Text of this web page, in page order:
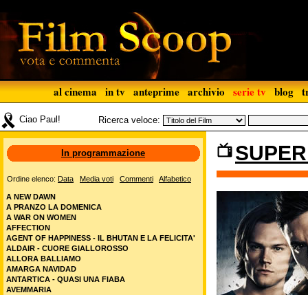
al cinema in tv anteprime archivio serie tv blog
Ciao Paul! Ricerca veloce:
In programmazione
Ordine elenco: Data Media voti Commenti Alfabetico
A NEW DAWN
A PRANZO LA DOMENICA
A WAR ON WOMEN
AFFECTION
AGENT OF HAPPINESS - IL BHUTAN E LA FELICITA'
ALDAIR - CUORE GIALLOROSSO
ALLORA BALLIAMO
AMARGA NAVIDAD
ANTARTICA - QUASI UNA FIABA
AVEMMARIA